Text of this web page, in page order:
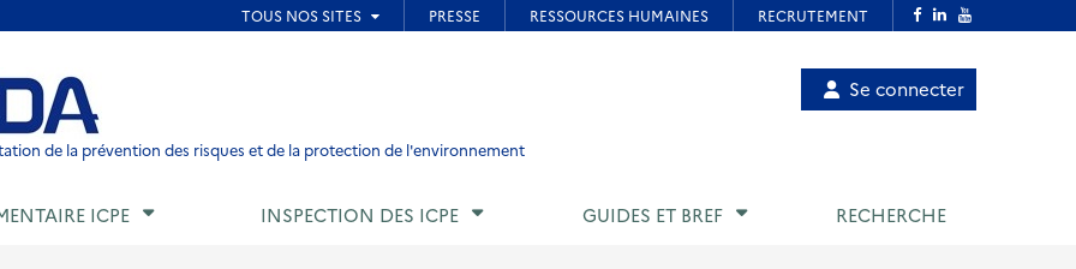
de page
de la prévention des risques et de la protection de l'environnement
Menu
utilisateur
Se connecter
ICPE INSPECTION DES ICPE GUIDES ET BREF RECHERCHE